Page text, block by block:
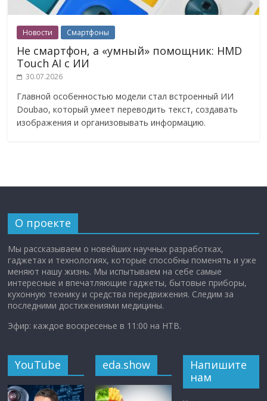
Новости Смартфоны
Не смартфон, а «умный» помощник: HMD
Touch AI с ИИ
30.07.2026
Главной особенностью модели стал встроенный ИИ
Doubao, который умеет переводить текст, создавать
изображения и организовывать информацию.
О проекте
Мы рассказываем о новейших научных разработках,
гаджетах и технологиях, которые способны поменять и уже
меняют нашу жизнь. Мы испытываем на себе самые
интересные и впечатляющие гаджеты, бытовые приборы,
кухонную технику и средства передвижения. Следим за
последними достижениями медицины.
Эфир: каждое воскресенье в 11:00 на НТВ.
YouTube eda.show
Напишите
нам